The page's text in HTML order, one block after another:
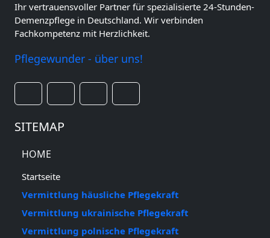
Ihr vertrauensvoller Partner für spezialisierte 24-Stunden-
Demenzpflege in Deutschland. Wir verbinden
Fachkompetenz mit Herzlichkeit.
Pflegewunder - über uns!
SITEMAP
HOME
Startseite
Vermittlung häusliche Pflegekraft
Vermittlung ukrainische Pflegekraft
Vermittlung polnische Pflegekraft